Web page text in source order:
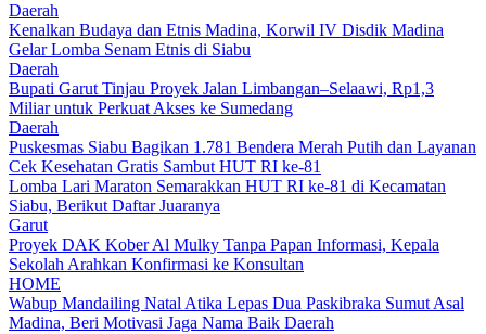
Daerah
Kenalkan Budaya dan Etnis Madina, Korwil IV Disdik Madina
Gelar Lomba Senam Etnis di Siabu
Daerah
Bupati Garut Tinjau Proyek Jalan Limbangan–Selaawi, Rp1,3
Miliar untuk Perkuat Akses ke Sumedang
Daerah
Puskesmas Siabu Bagikan 1.781 Bendera Merah Putih dan Layanan
Cek Kesehatan Gratis Sambut HUT RI ke-81
Lomba Lari Maraton Semarakkan HUT RI ke-81 di Kecamatan
Siabu, Berikut Daftar Juaranya
Garut
Proyek DAK Kober Al Mulky Tanpa Papan Informasi, Kepala
Sekolah Arahkan Konfirmasi ke Konsultan
HOME
Wabup Mandailing Natal Atika Lepas Dua Paskibraka Sumut Asal
Madina, Beri Motivasi Jaga Nama Baik Daerah